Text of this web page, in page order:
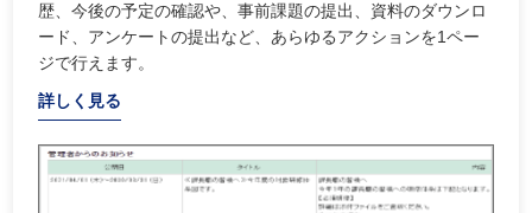
歴、今後の予定の確認や、事前課題の提出、資料のダウンロ
ード、アンケートの提出など、あらゆるアクションを1ペー
ジで行えます。
詳しく見る